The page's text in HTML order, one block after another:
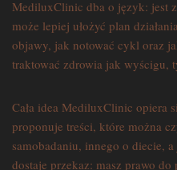
MediluxClinic dba o język: jest
może lepiej ułożyć plan
objawy, jak notować cykl oraz
traktować zdrowia jak wyścigu,
Cała idea MediluxClinic opiera
proponuje treści, które można
samobadaniu, innego o diecie,
dostaje przekaz: masz prawo